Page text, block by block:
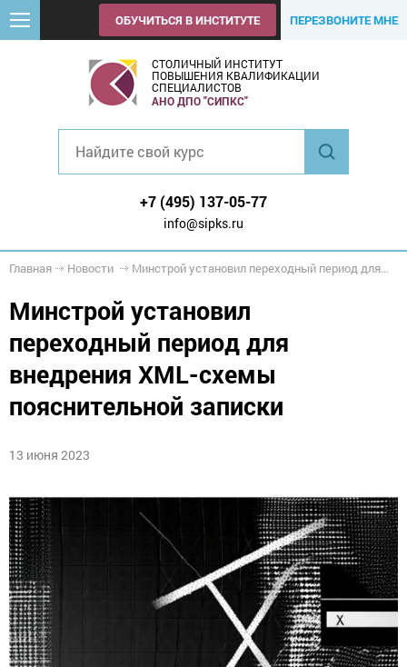
ОБУЧИТЬСЯ В ИНСТИТУТЕ ПЕРЕЗВОНИТЕ МНЕ
СТОЛИЧНЫЙ ИНСТИТУТ
ПОВЫШЕНИЯ КВАЛИФИКАЦИИ
СПЕЦИАЛИСТОВ
АНО ДПО "СИПКС"
+7 (495) 137-05-77
info@sipks.ru
Главная Новости Минстрой установил переходный период для внедрения XML-схемы пояснительной записки
Минстрой установил
переходный период для
внедрения XML-схемы
пояснительной записки
13 июня 2023